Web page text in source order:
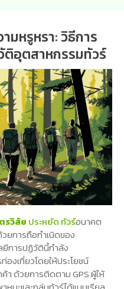
มหรูหรา: วิธีการ
ติอุตสาหกรรมทัวร์
รวิสัย ประหยัด ทัวร์อนาคต
ยการถือกำเนิดของ
ยีการปฏิวัตินี้กำลัง
งเที่ยวโดยให้ประโยชน์
า ด้วยการติดตาม GPS ผู้ให้